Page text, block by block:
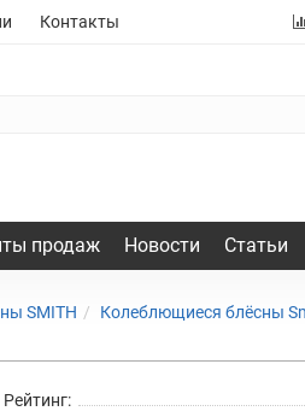
Контакты
продаж Новости Статьи
SMITH Колеблющиеся блёсны
Рейтинг: